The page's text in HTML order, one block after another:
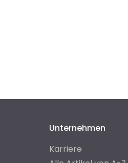
Unternehmen
Karriere